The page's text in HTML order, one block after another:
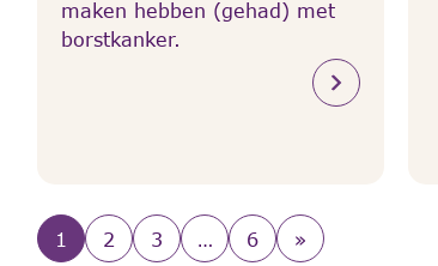
maken hebben (gehad) met
borstkanker.
1 2 3 6 »